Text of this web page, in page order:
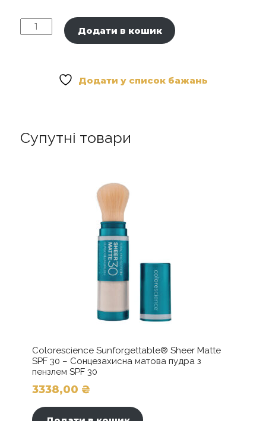
CIRCADIA
Myo-
сироватка
Додати в кошик
Додати у список бажань
Супутні товари
Colorescience Sunforgettable® Sheer Matte
SPF 30 – Сонцезахисна матова пудра з
пензлем SPF 30
3338,00 ₴